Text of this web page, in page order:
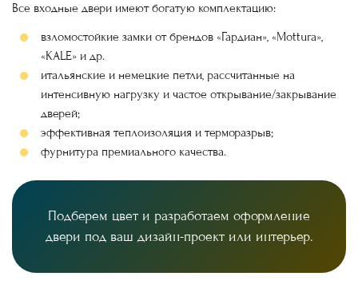
Все входные двери имеют богатую комплектацию:
взломостойкие замки от брендов «Гардиан», «Mottura»,
«KALE» и др.
итальянские и немецкие петли, рассчитанные на
интенсивную нагрузку и частое открывание/закрывание
дверей;
эффективная теплоизоляция и терморазрыв;
фурнитура премиального качества.
Подберем цвет и разработаем оформление
двери под ваш дизайн-проект или интерьер.